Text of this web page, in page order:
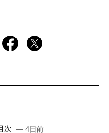
次 — 4日前